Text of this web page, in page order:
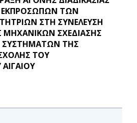
ΕΚΠΡΟΣΩΠΩΝ ΤΩΝ
ΣΤΗ ΣΥΝΕΛΕΥΣΗ
ΣΧΕΔΙΑΣΗΣ
ΣΥΣΤΗΜΑΤΩΝ ΤΗΣ
ΤΟΥ